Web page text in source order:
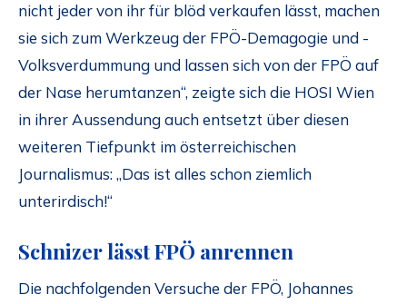
nicht jeder von ihr für blöd verkaufen lässt, machen
sie sich zum Werkzeug der FPÖ-Demagogie und -
Volksverdummung und lassen sich von der FPÖ auf
der Nase herumtanzen“, zeigte sich die HOSI Wien
in ihrer Aussendung auch entsetzt über diesen
weiteren Tiefpunkt im österreichischen
Journalismus: „Das ist alles schon ziemlich
unterirdisch!“
Schnizer lässt FPÖ anrennen
Die nachfolgenden Versuche der FPÖ, Johannes